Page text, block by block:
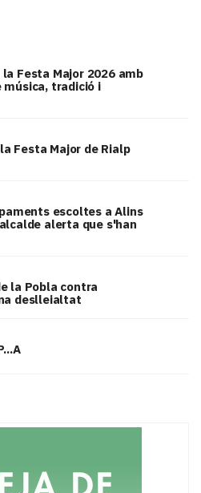
la Festa Major 2026 amb
tradició i
Festa Major de Rialp
escoltes a Alins
alerta que s'han
la Pobla contra
deslleialtat